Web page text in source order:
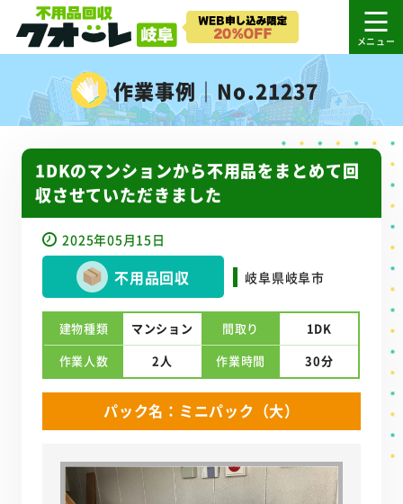
作業事例｜No.21237
1DKのマンションから不用品をまとめて回
収させていただきました
2025年05月15日
不用品回収 岐阜県岐阜市
建物種類 マンション 間取り
1DK
作業人数
2人 作業時間 30分
パック名：ミニパック（大）